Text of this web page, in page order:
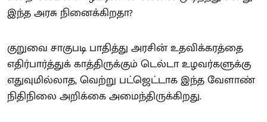
இந்த அரசு நினைக்கிறதா?
குறுவை சாகுபடி பாதித்து அரசின் உதவிக்கரத்தை
எதிர்பார்த்துக் காத்திருக்கும் டெல்டா உழவர்களுக்கு
எதுவுமில்லாத, வெற்று பட்ஜெட்டாக இந்த வேளாண்
நிதிநிலை அறிக்கை அமைந்திருக்கிறது.